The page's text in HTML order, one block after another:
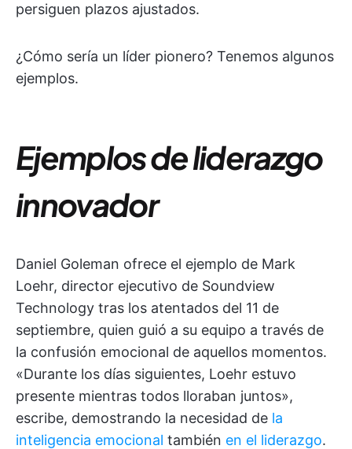
persiguen plazos ajustados.
¿Cómo sería un líder pionero? Tenemos algunos
ejemplos.
Ejemplos de liderazgo
innovador
Daniel Goleman ofrece el ejemplo de Mark
Loehr, director ejecutivo de Soundview
Technology tras los atentados del 11 de
septiembre, quien guió a su equipo a través de
la confusión emocional de aquellos momentos.
«Durante los días siguientes, Loehr estuvo
presente mientras todos lloraban juntos»,
escribe, demostrando la necesidad de la
inteligencia emocional también en el liderazgo.